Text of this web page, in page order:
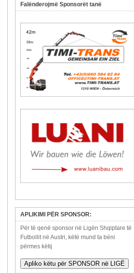
Falënderojmë Sponsorët tanë
APLIKIMI PËR SPONSOR:
Për të qenë sponsor në Ligën Shqiptare të
Futbollit në Austri, këtë mund ta bëni
përmes këtij
Apliko këtu për SPONSOR në LIGË